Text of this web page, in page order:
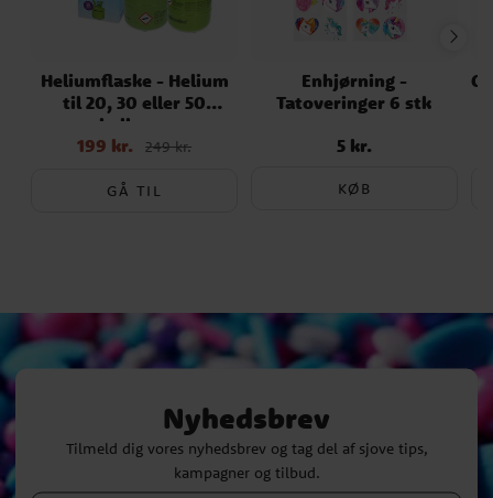
Heliumflaske - Helium
til 20, 30 eller 50
balloner
Nupris: 199 kr.Tidligere
199 kr. 249 kr.
GÅ TIL
Enhjørning -
Tatoveringer 6 stk
Pris :5 kr.
5 kr.
KØB
Nyhedsbrev
Tilmeld dig vores nyhedsbrev og tag del af sjove tips,
kampagner og tilbud.